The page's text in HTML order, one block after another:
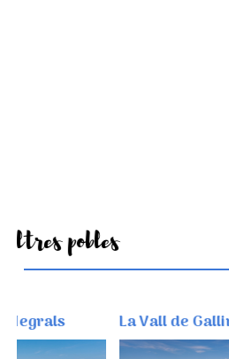
Altres pobles
La Vall de Gallinera